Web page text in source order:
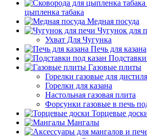
цыпленка табака
Медная посуда
Чугунок для
Ухват Для Чугунка
Печь для казана
Газовые плиты
Горелки газовые для
Горелки для казана
Настольная газовая плита
Форсунки газовые в печь
Торцевые
Мангалы